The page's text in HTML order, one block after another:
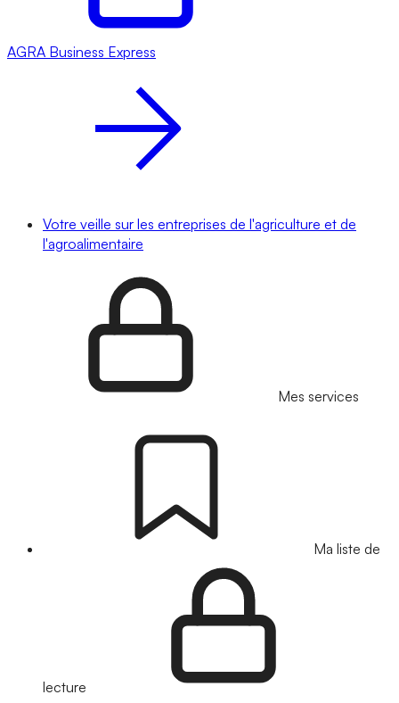
AGRA Business Express
Votre veille sur les entreprises de l'agriculture et de
l'agroalimentaire
Mes services
Ma liste de
lecture